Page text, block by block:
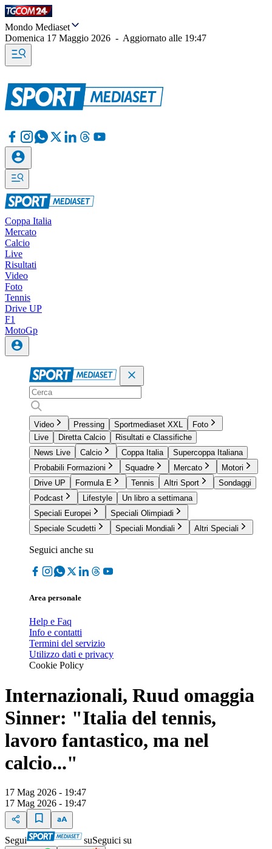
Mondo Mediaset
Domenica 17 Maggio 2026 - Aggiornato alle 19:47
Coppa Italia
Mercato
Calcio
Live
Risultati
Video
Foto
Tennis
Drive UP
F1
MotoGp
Video Pressing Sportmediaset XXL
Foto
Live
Diretta Calcio
Risultati e Classifiche
News Live
Calcio Coppa Italia
Supercoppa Italiana
Probabili Formazioni
Squadre Mercato
Motori
Drive UP
Formula E Tennis Altri Sport
Sondaggi
Podcast
Lifestyle
Un libro a settimana
Speciali Europei
Speciali Olimpiadi
Speciale Scudetti
Speciali Mondiali Altri Speciali
Seguici anche su
Area personale
Help e Faq
Info e contatti
Termini del servizio
Utilizzo dati e privacy
Cookie Policy
Internazionali, Ruud omaggia
Sinner: "Italia del tennis,
lavoro fantastico, ma nel
calcio..."
17 Mag 2026 - 19:47
17 Mag 2026 - 19:47
Segui suSeguici su